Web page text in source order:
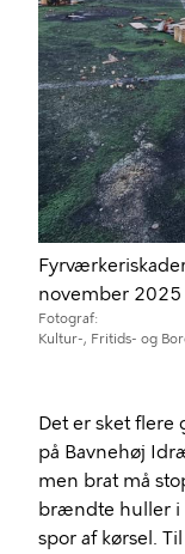
november
Fotograf
Kultur-, Fritids- og
Det er sket flere
på Bavnehøj
men brat må
brændte huller i
spor af kørsel.